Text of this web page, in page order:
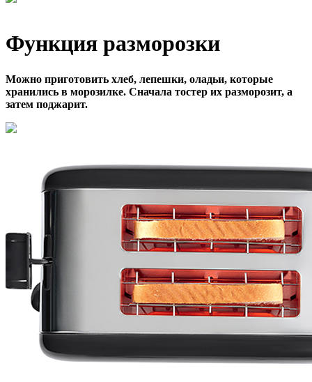
Функция разморозки
Можно приготовить хлеб, лепешки, оладьи, которые
хранились в морозилке. Сначала тостер их разморозит, а
затем поджарит.